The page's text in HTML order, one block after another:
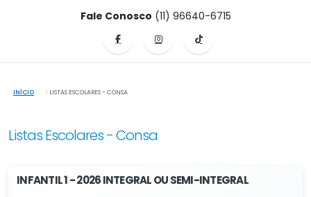
Fale Conosco (11) 96640-6715
INÍCIO LISTAS ESCOLARES - CONSA
Listas Escolares - Consa
INFANTIL 1 - 2026 INTEGRAL OU SEMI-INTEGRAL